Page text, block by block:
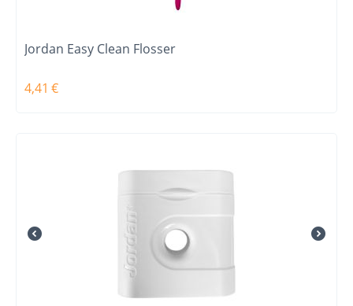
Jordan Easy Clean Flosser
4,41 €